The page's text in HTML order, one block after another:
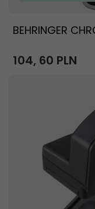
BEHRINGER
104, 60 PLN